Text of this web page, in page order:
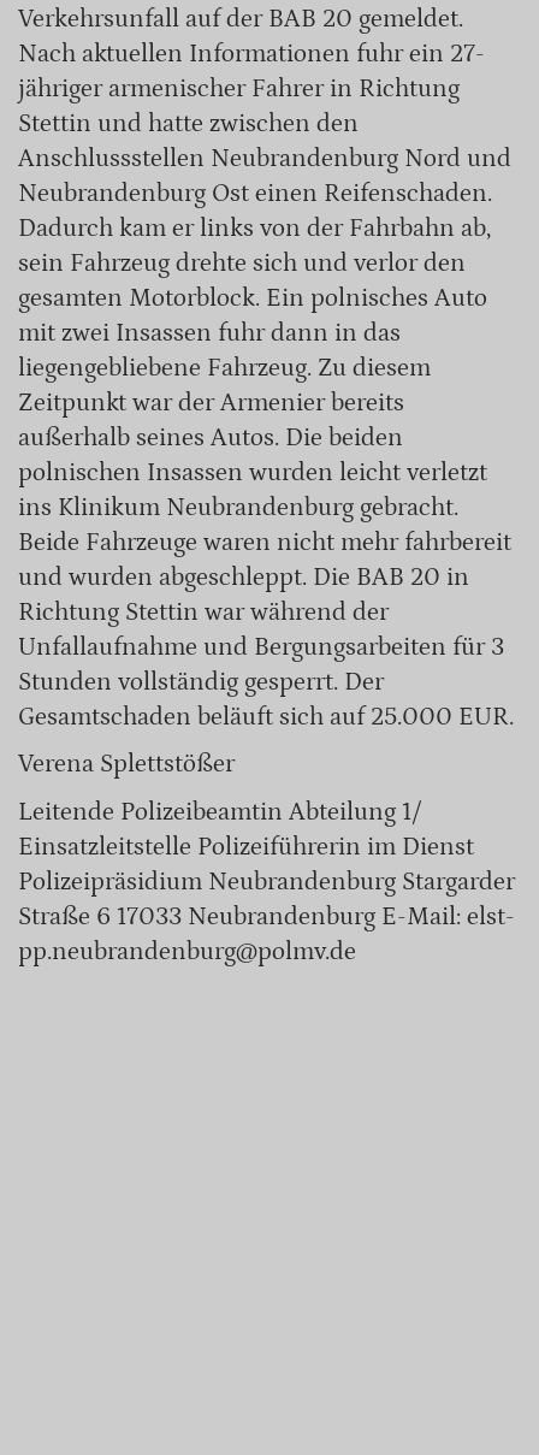
Verkehrsunfall auf der BAB 20 gemeldet.
Nach aktuellen Informationen fuhr ein 27-
jähriger armenischer Fahrer in Richtung
Stettin und hatte zwischen den
Anschlussstellen Neubrandenburg Nord und
Neubrandenburg Ost einen Reifenschaden.
Dadurch kam er links von der Fahrbahn ab,
sein Fahrzeug drehte sich und verlor den
gesamten Motorblock. Ein polnisches Auto
mit zwei Insassen fuhr dann in das
liegengebliebene Fahrzeug. Zu diesem
Zeitpunkt war der Armenier bereits
außerhalb seines Autos. Die beiden
polnischen Insassen wurden leicht verletzt
ins Klinikum Neubrandenburg gebracht.
Beide Fahrzeuge waren nicht mehr fahrbereit
und wurden abgeschleppt. Die BAB 20 in
Richtung Stettin war während der
Unfallaufnahme und Bergungsarbeiten für 3
Stunden vollständig gesperrt. Der
Gesamtschaden beläuft sich auf 25.000 EUR.
Verena Splettstößer
Leitende Polizeibeamtin Abteilung 1/
Einsatzleitstelle Polizeiführerin im Dienst
Polizeipräsidium Neubrandenburg Stargarder
Straße 6 17033 Neubrandenburg E-Mail: elst-
pp.neubrandenburg@polmv.de